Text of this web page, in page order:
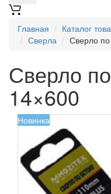
Главная Каталог
Сверла
Сверло
Сверло
14×600
Новинка